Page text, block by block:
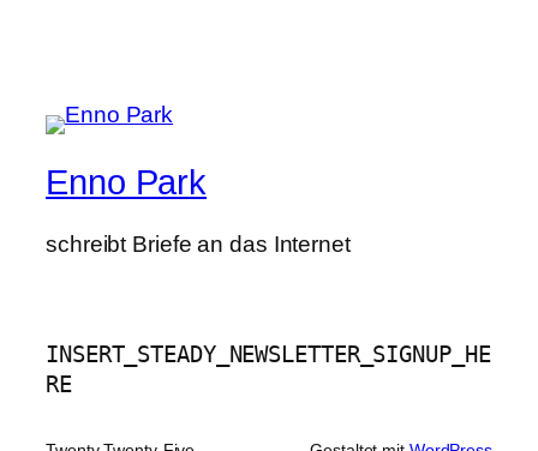
Enno Park
schreibt Briefe an das Internet
INSERT_STEADY_NEWSLETTER_SIGNUP_HE
RE